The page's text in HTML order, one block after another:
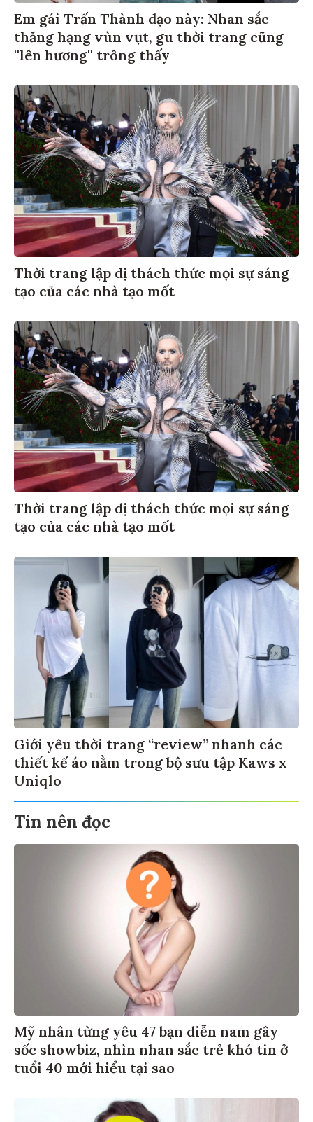
Em gái Trấn Thành dạo này: Nhan sắc
thăng hạng vùn vụt, gu thời trang cũng
''lên hương'' trông thấy
Thời trang lập dị thách thức mọi sự sáng
tạo của các nhà tạo mốt
Thời trang lập dị thách thức mọi sự sáng
tạo của các nhà tạo mốt
Giới yêu thời trang “review” nhanh các
thiết kế áo nằm trong bộ sưu tập Kaws x
Uniqlo
Tin nên đọc
Mỹ nhân từng yêu 47 bạn diễn nam gây
sốc showbiz, nhìn nhan sắc trẻ khó tin ở
tuổi 40 mới hiểu tại sao